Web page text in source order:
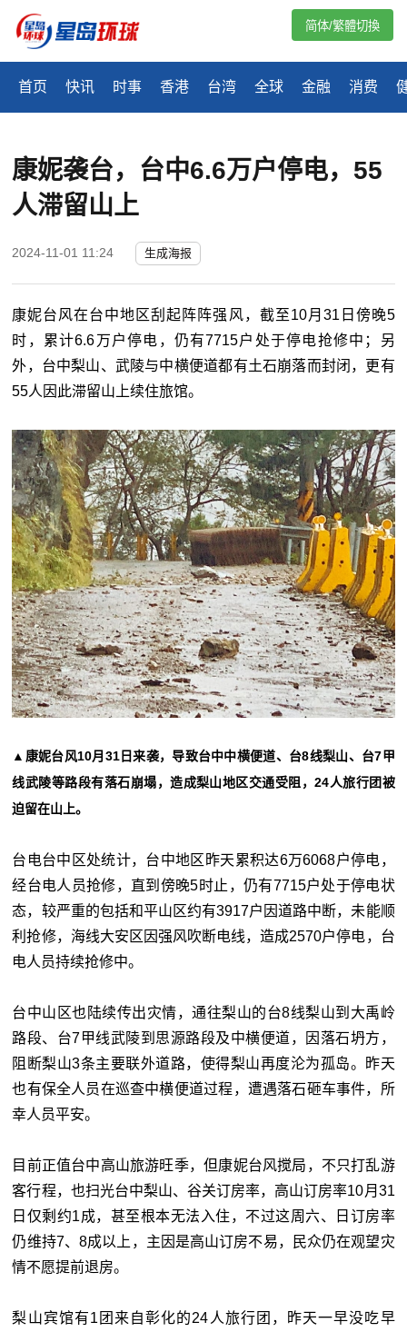
首页 快讯 时事 香港 台湾 全球 金融 消费
简体/繁體切換
康妮袭台，台中6.6万户停电，55
人滞留山上
2024-11-01 11:24 生成海报
康妮台风在台中地区刮起阵阵强风，截至10月31日傍晚5
时，累计6.6万户停电，仍有7715户处于停电抢修中；另
外，台中梨山、武陵与中横便道都有土石崩落而封闭，更有
55人因此滞留山上续住旅馆。
▲康妮台风10月31日来袭，导致台中中横便道、台8线梨山、台7甲
线武陵等路段有落石崩塌，造成梨山地区交通受阻，24人旅行团被
迫留在山上。
台电台中区处统计，台中地区昨天累积达6万6068户停电，
经台电人员抢修，直到傍晚5时止，仍有7715户处于停电状
态，较严重的包括和平山区约有3917户因道路中断，未能顺
利抢修，海线大安区因强风吹断电线，造成2570户停电，台
电人员持续抢修中。
台中山区也陆续传出灾情，通往梨山的台8线梨山到大禹岭
路段、台7甲线武陵到思源路段及中横便道，因落石坍方，
阻断梨山3条主要联外道路，使得梨山再度沦为孤岛。昨天
也有保全人员在巡查中横便道过程，遭遇落石砸车事件，所
幸人员平安。
目前正值台中高山旅游旺季，但康妮台风搅局，不只打乱游
客行程，也扫光台中梨山、谷关订房率，高山订房率10月31
日仅剩约1成，甚至根本无法入住，不过这周六、日订房率
仍维持7、8成以上，主因是高山订房不易，民众仍在观望灾
情不愿提前退房。
梨山宾馆有1团来自彰化的24人旅行团，昨天一早没吃早